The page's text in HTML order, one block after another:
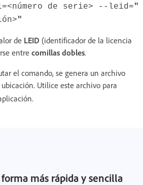
de serie> --leid="
"
de LEID (identificador de la licencia
entre comillas dobles.
el comando, se genera un archivo
Utilice este archivo para
más rápida y sencilla